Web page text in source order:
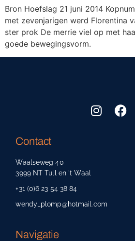
Bron Hoefslag 21 juni 2014
met zevenjarigen werd Florentina
ster prok De merrie viel op met
goede bewegingsvorm.
Contact
Waalseweg 40
3999 NT Tull en 't Waal
+31 (0)6 23 54 38 84
wendy_plomp@hotmail.com
Navigatie